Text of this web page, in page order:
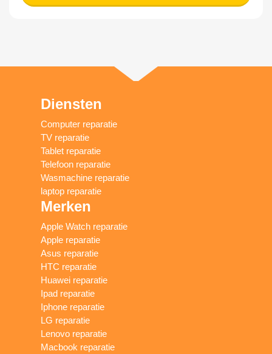
Diensten
Computer reparatie
TV reparatie
Tablet reparatie
Telefoon reparatie
Wasmachine reparatie
laptop reparatie
Merken
Apple Watch reparatie
Apple reparatie
Asus reparatie
HTC reparatie
Huawei reparatie
Ipad reparatie
Iphone reparatie
LG reparatie
Lenovo reparatie
Macbook reparatie